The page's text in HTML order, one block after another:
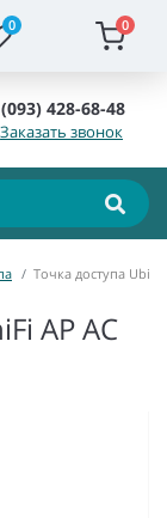
0 0
(093) 428-68-48
Заказать звонок
Точка доступа
AP AC